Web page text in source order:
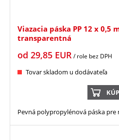
Viazacia páska PP 12 x 0,5
transparentná
od 29,85 EUR/ role bez DPH
Tovar skladom u dodávateľa
Pevná polypropylénová páska pre